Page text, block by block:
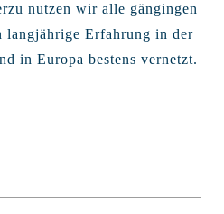
nutzen wir alle gängingen
langjährige Erfahrung in der
in Europa bestens vernetzt.